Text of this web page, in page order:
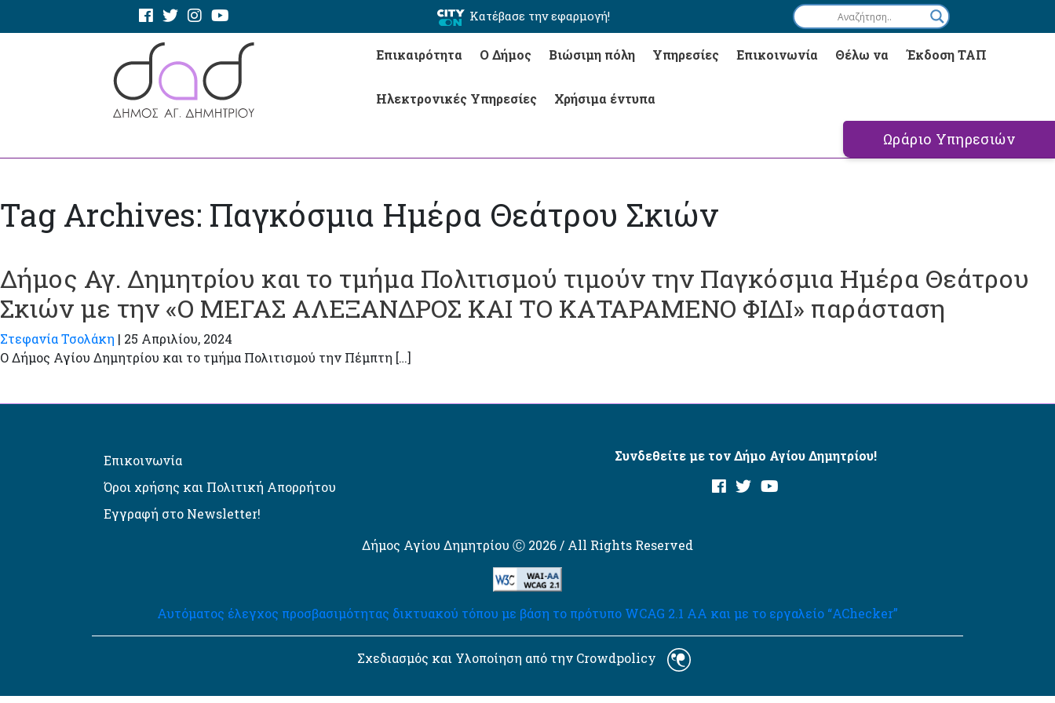
Κατέβασε την εφαρμογή!
Επικαιρότητα Ο Δήμος Βιώσιμη πόλη Υπηρεσίες Επικοινωνία Θέλω να Έκδοση ΤΑΠ
Ηλεκτρονικές Υπηρεσίες Χρήσιμα έντυπα
Ωράριο Υπηρεσιών
Tag Archives: Παγκόσμια Ημέρα Θεάτρου Σκιών
Δήμος Αγ. Δημητρίου και το τμήμα Πολιτισμού τιμούν την Παγκόσμια Ημέρα Θεάτρου
Σκιών με την «Ο ΜΕΓΑΣ ΑΛΕΞΑΝΔΡΟΣ ΚΑΙ ΤΟ ΚΑΤΑΡΑΜΕΝΟ ΦΙΔΙ» παράσταση
Στεφανία Τσολάκη | 25 Απριλίου, 2024
Ο Δήμος Αγίου Δημητρίου και το τμήμα Πολιτισμού την Πέμπτη […]
Επικοινωνία
Όροι χρήσης και Πολιτική Απορρήτου
Εγγραφή στο Newsletter!
Συνδεθείτε με τον Δήμο Αγίου Δημητρίου!
Δήμος Αγίου Δημητρίου Ⓒ 2026 / All Rights Reserved
Αυτόματος έλεγχος προσβασιμότητας δικτυακού τόπου με βάση το πρότυπο WCAG 2.1 AA και με το εργαλείο “AChecker”
Σχεδιασμός και Υλοποίηση από την Crowdpolicy